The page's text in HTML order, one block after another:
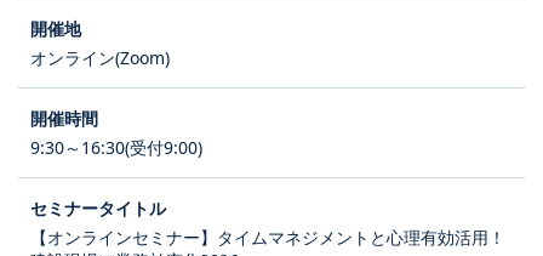
オンライン(Zoom)
9:30～16:30(受付9:00)
【オンラインセミナー】タイムマネジメントと心理有効活用！